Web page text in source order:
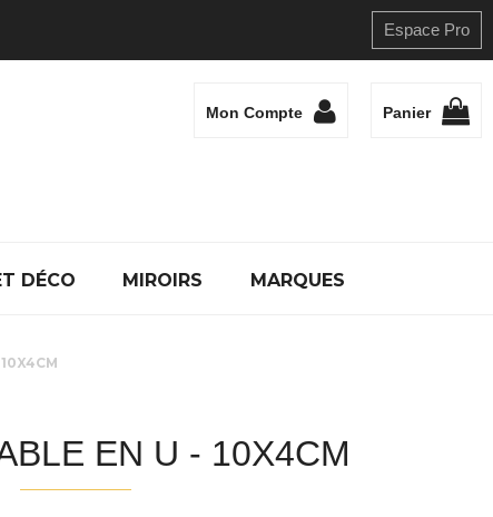
Espace Pro
Mon Compte Panier
DÉCO MIROIRS MARQUES
EN U - 10X4CM